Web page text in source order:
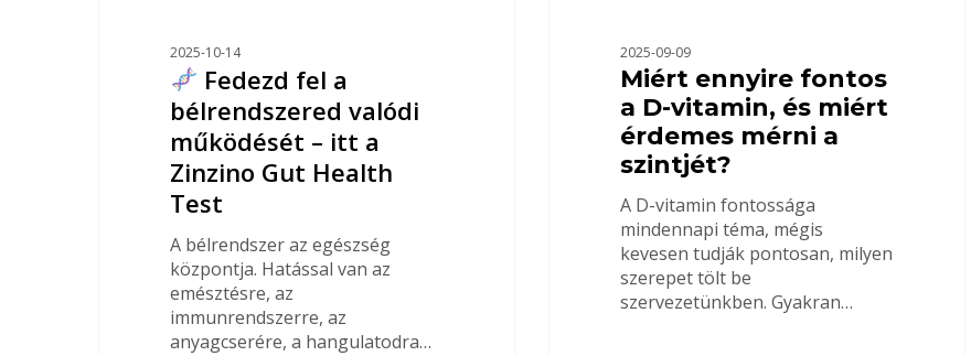
2025-10-14
Fedezd fel a
bélrendszered valódi
működését – itt a
Zinzino Gut Health
Test
A bélrendszer az egészség
központja. Hatással van az
emésztésre, az
immunrendszerre, az
anyagcserére, a hangulatodra…
2025-09-09
Miért ennyire fontos
a D-vitamin, és miért
érdemes mérni a
szintjét?
A D-vitamin fontossága
mindennapi téma, mégis
kevesen tudják pontosan, milyen
szerepet tölt be
szervezetünkben. Gyakran…